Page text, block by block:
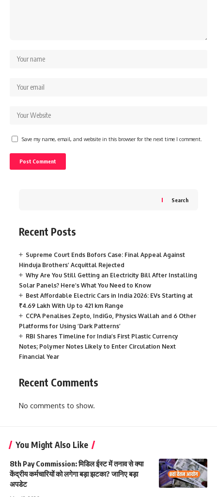
Save my name, email, and website in this browser for the next time I comment.
Search
Recent Posts
Supreme Court Ends Bofors Case: Final Appeal Against
Hinduja Brothers’ Acquittal Rejected
Why Are You Still Getting an Electricity Bill After Installing
Solar Panels? Here’s What You Need to Know
Best Affordable Electric Cars in India 2026: EVs Starting at
₹4.69 Lakh With Up to 421 km Range
CCPA Penalises Zepto, IndiGo, Physics Wallah and 6 Other
Platforms for Using ‘Dark Patterns’
RBI Shares Timeline for India’s First Plastic Currency
Notes; Polymer Notes Likely to Enter Circulation Next
Financial Year
Recent Comments
No comments to show.
You Might Also Like
8th Pay Commission: मिडिल ईस्ट में तनाव से क्या
केंद्रीय कर्मचारियों को लगेगा बड़ा झटका? जानिए बड़ा
अपडेट